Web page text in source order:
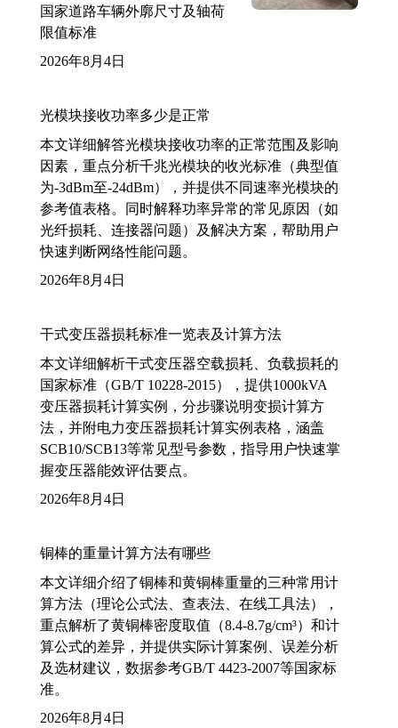
国家道路车辆外廓尺寸及轴荷
限值标准
2026年8月4日
光模块接收功率多少是正常
本文详细解答光模块接收功率的正常范围及影响
因素，重点分析千兆光模块的收光标准（典型值
为-3dBm至-24dBm），并提供不同速率光模块的
参考值表格。同时解释功率异常的常见原因（如
光纤损耗、连接器问题）及解决方案，帮助用户
快速判断网络性能问题。
2026年8月4日
干式变压器损耗标准一览表及计算方法
本文详细解析干式变压器空载损耗、负载损耗的
国家标准（GB/T 10228-2015），提供1000kVA
变压器损耗计算实例，分步骤说明变损计算方
法，并附电力变压器损耗计算实例表格，涵盖
SCB10/SCB13等常见型号参数，指导用户快速掌
握变压器能效评估要点。
2026年8月4日
铜棒的重量计算方法有哪些
本文详细介绍了铜棒和黄铜棒重量的三种常用计
算方法（理论公式法、查表法、在线工具法），
重点解析了黄铜棒密度取值（8.4-8.7g/cm³）和计
算公式的差异，并提供实际计算案例、误差分析
及选材建议，数据参考GB/T 4423-2007等国家标
准。
2026年8月4日